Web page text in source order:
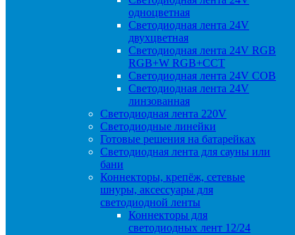
одноцветная
Светодиодная лента 24V
двухцветная
Светодиодная лента 24V RGB
RGB+W RGB+CCT
Светодиодная лента 24V COB
Светодиодная лента 24V
линзованная
Светодиодная лента 220V
Светодиодные линейки
Готовые решения на батарейках
Светодиодная лента для сауны или
бани
Коннекторы, крепёж, сетевые
шнуры, аксессуары для
светодиодной ленты
Коннекторы для
светодиодных лент 12/24